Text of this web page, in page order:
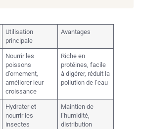
Utilisation
principale
Avantages
Nourrir les
poissons
d’ornement,
améliorer leur
croissance
Riche en
protéines, facile
à digérer, réduit la
pollution de l’eau
Hydrater et
nourrir les
insectes
Maintien de
l’humidité,
distribution